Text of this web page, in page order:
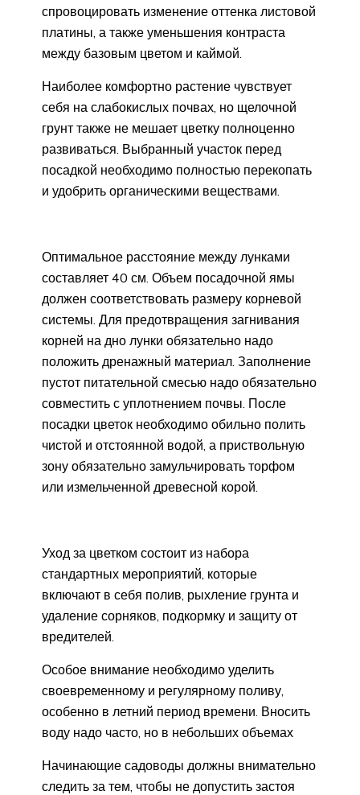
спровоцировать изменение оттенка листовой
платины, а также уменьшения контраста
между базовым цветом и каймой.
Наиболее комфортно растение чувствует
себя на слабокислых почвах, но щелочной
грунт также не мешает цветку полноценно
развиваться. Выбранный участок перед
посадкой необходимо полностью перекопать
и удобрить органическими веществами.
Оптимальное расстояние между лунками
составляет 40 см. Объем посадочной ямы
должен соответствовать размеру корневой
системы. Для предотвращения загнивания
корней на дно лунки обязательно надо
положить дренажный материал. Заполнение
пустот питательной смесью надо обязательно
совместить с уплотнением почвы. После
посадки цветок необходимо обильно полить
чистой и отстоянной водой, а приствольную
зону обязательно замульчировать торфом
или измельченной древесной корой.
Уход за цветком состоит из набора
стандартных мероприятий, которые
включают в себя полив, рыхление грунта и
удаление сорняков, подкормку и защиту от
вредителей.
Особое внимание необходимо уделить
своевременному и регулярному поливу,
особенно в летний период времени. Вносить
воду надо часто, но в небольших объемах
Начинающие садоводы должны внимательно
следить за тем, чтобы не допустить застоя